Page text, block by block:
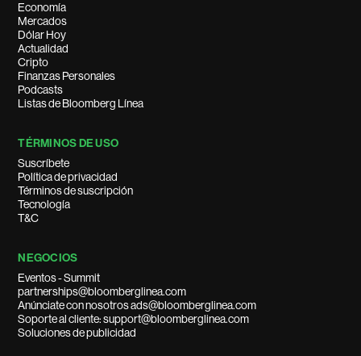
Economía
Mercados
Dólar Hoy
Actualidad
Cripto
Finanzas Personales
Podcasts
Listas de Bloomberg Línea
TÉRMINOS DE USO
Suscríbete
Política de privacidad
Términos de suscripción
Tecnología
T&C
NEGOCIOS
Eventos - Summit
partnerships@bloomberglinea.com
Anúnciate con nosotros ads@bloomberglinea.com
Soporte al cliente: support@bloomberglinea.com
Soluciones de publicidad